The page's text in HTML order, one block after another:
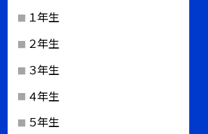
１年生
２年生
３年生
４年生
５年生